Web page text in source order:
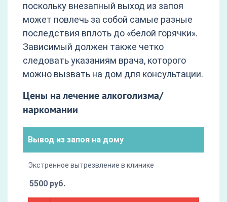
поскольку внезапный выход из запоя
может повлечь за собой самые разные
последствия вплоть до «белой горячки».
Зависимый должен также четко
следовать указаниям врача, которого
можно вызвать на дом для консультации.
Цены на лечение алкоголизма/
наркомании
Вывод из запоя на дому
Экстренное вытрезвление в клинике
5500 руб.